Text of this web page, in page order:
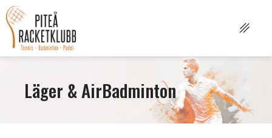
Läger & AirBadminton